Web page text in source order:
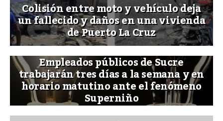
Colisión entre moto y vehículo deja
un fallecido y daños en una vivienda
de Puerto La Cruz
Empleados públicos de Sucre
trabajarán tres días a la semana y en
horario matutino ante el fenómeno
Superniño